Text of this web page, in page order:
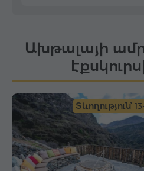
Ախթալայի
Տևողություն՝